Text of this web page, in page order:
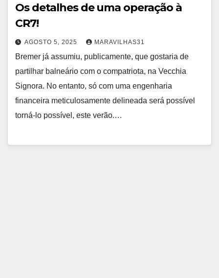
Os detalhes de uma operação à
CR7!
AGOSTO 5, 2025 MARAVILHAS31
Bremer já assumiu, publicamente, que gostaria de
partilhar balneário com o compatriota, na Vecchia
Signora. No entanto, só com uma engenharia
financeira meticulosamente delineada será possível
torná-lo possível, este verão.…